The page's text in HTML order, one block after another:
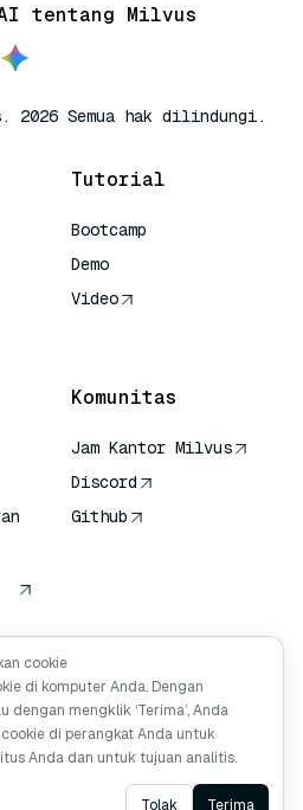
tentang Milvus
2026 Semua hak dilindungi.
Tutorial
Bootcamp
Demo
Video
Komunitas
Jam Kantor Milvus
Discord
Github
Ask AI
cookie
di komputer Anda. Dengan
dengan mengklik ‘Terima’, Anda
di perangkat Anda untuk
Anda dan untuk tujuan analitis.
Tolak Terima